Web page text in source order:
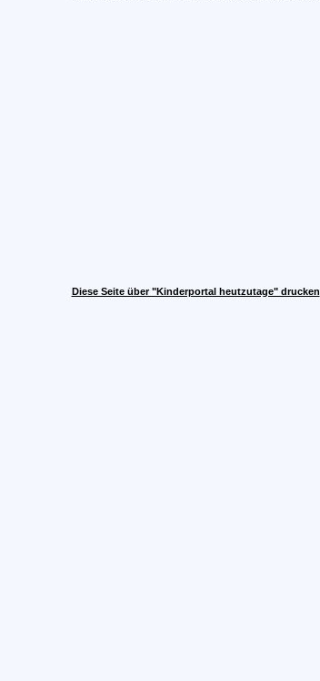
Diese Seite über "Kinderportal heutzutage" drucken